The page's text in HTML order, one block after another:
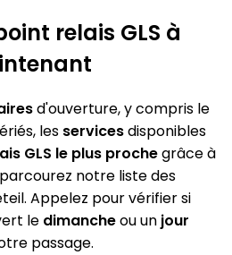
relais GLS à
d'ouverture, y compris le
les servicesdisponibles
GLS le plus prochegrâce à
notre liste des
Appelez pour vérifier si
le dimancheou un jour
passage.